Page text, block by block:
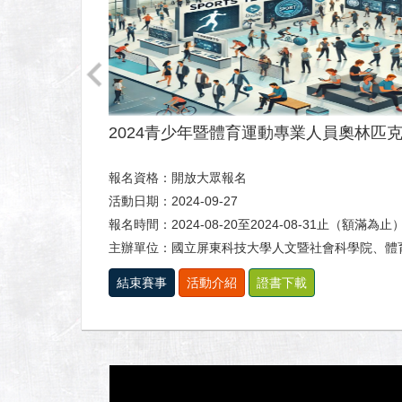
2024青少年暨體育運動專業人員奧林匹
報名資格：開放大眾報名
活動日期：2024-09-27
報名時間：2024-08-20至2024-08-31止（額滿為止
主辦單位：國立屏東科技大學人文暨社會科學院、
結束賽事 活動介紹 證書下載